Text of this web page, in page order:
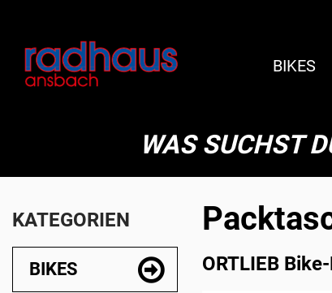
BIKES
WAS SUCHST
KATEGORIEN
BIKES ORTLIEB